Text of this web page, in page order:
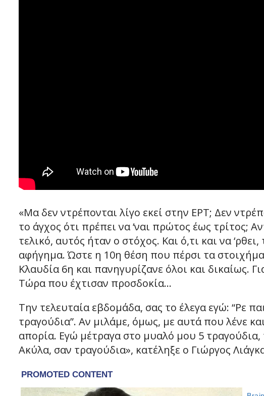
«Μα δεν ντρέπονται λίγο εκεί στην ΕΡΤ; Δεν
το άγχος ότι πρέπει να ‘ναι πρώτος έως τρίτος;
τελικό, αυτός ήταν ο στόχος. Και ό,τι και να
αφήγημα. Ώστε η 10η θέση που πέρσι τα
Κλαυδία 6η και πανηγυρίζανε όλοι και δικαίως.
Τώρα που έχτισαν προσδοκία…
Την τελευταία εβδομάδα, σας το έλεγα εγώ: “Ρε
τραγούδια”. Αν μιλάμε, όμως, με αυτά που λένε
απορία. Εγώ μέτραγα στο μυαλό μου 5
Ακύλα, σαν τραγούδια», κατέληξε ο Γιώργος